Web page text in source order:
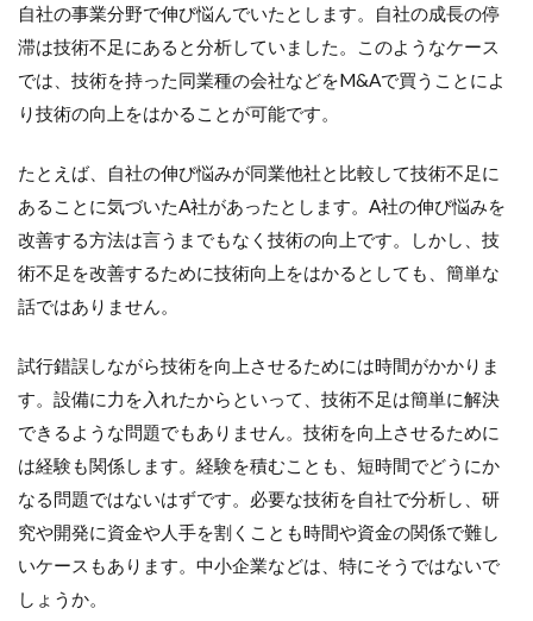
自社の事業分野で伸び悩んでいたとします。自社の成長の停
滞は技術不足にあると分析していました。このようなケース
では、技術を持った同業種の会社などをM&Aで買うことによ
り技術の向上をはかることが可能です。
たとえば、自社の伸び悩みが同業他社と比較して技術不足に
あることに気づいたA社があったとします。A社の伸び悩みを
改善する方法は言うまでもなく技術の向上です。しかし、技
術不足を改善するために技術向上をはかるとしても、簡単な
話ではありません。
試行錯誤しながら技術を向上させるためには時間がかかりま
す。設備に力を入れたからといって、技術不足は簡単に解決
できるような問題でもありません。技術を向上させるために
は経験も関係します。経験を積むことも、短時間でどうにか
なる問題ではないはずです。必要な技術を自社で分析し、研
究や開発に資金や人手を割くことも時間や資金の関係で難し
いケースもあります。中小企業などは、特にそうではないで
しょうか。